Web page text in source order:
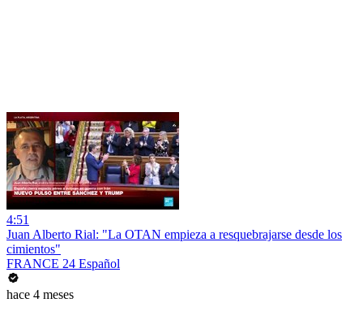
4:51
Juan Alberto Rial: "La OTAN empieza a resquebrajarse desde los
cimientos"
FRANCE 24 Español
hace 4 meses